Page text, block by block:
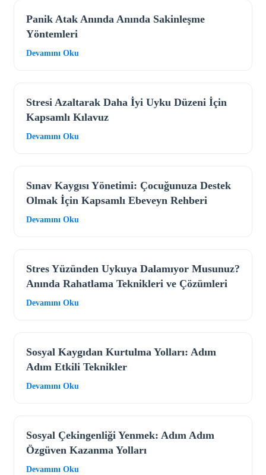
Panik Atak Anında Anında Sakinleşme
Yöntemleri
Devamını Oku
Stresi Azaltarak Daha İyi Uyku Düzeni İçin
Kapsamlı Kılavuz
Devamını Oku
Sınav Kaygısı Yönetimi: Çocuğunuza Destek
Olmak İçin Kapsamlı Ebeveyn Rehberi
Devamını Oku
Stres Yüzünden Uykuya Dalamıyor Musunuz?
Anında Rahatlama Teknikleri ve Çözümleri
Devamını Oku
Sosyal Kaygıdan Kurtulma Yolları: Adım
Adım Etkili Teknikler
Devamını Oku
Sosyal Çekingenliği Yenmek: Adım Adım
Özgüven Kazanma Yolları
Devamını Oku